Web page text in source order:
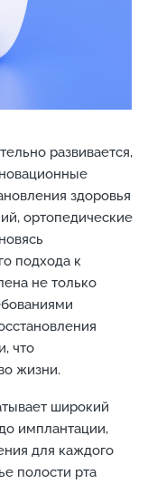
развивается,
здоровья
ортопедические
подхода к
не только
что
жизни.
широкий
имплантации,
для каждого
полости рта